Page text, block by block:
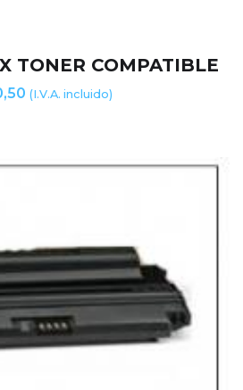
TONER COMPATIBLE
(I.V.A. incluido)